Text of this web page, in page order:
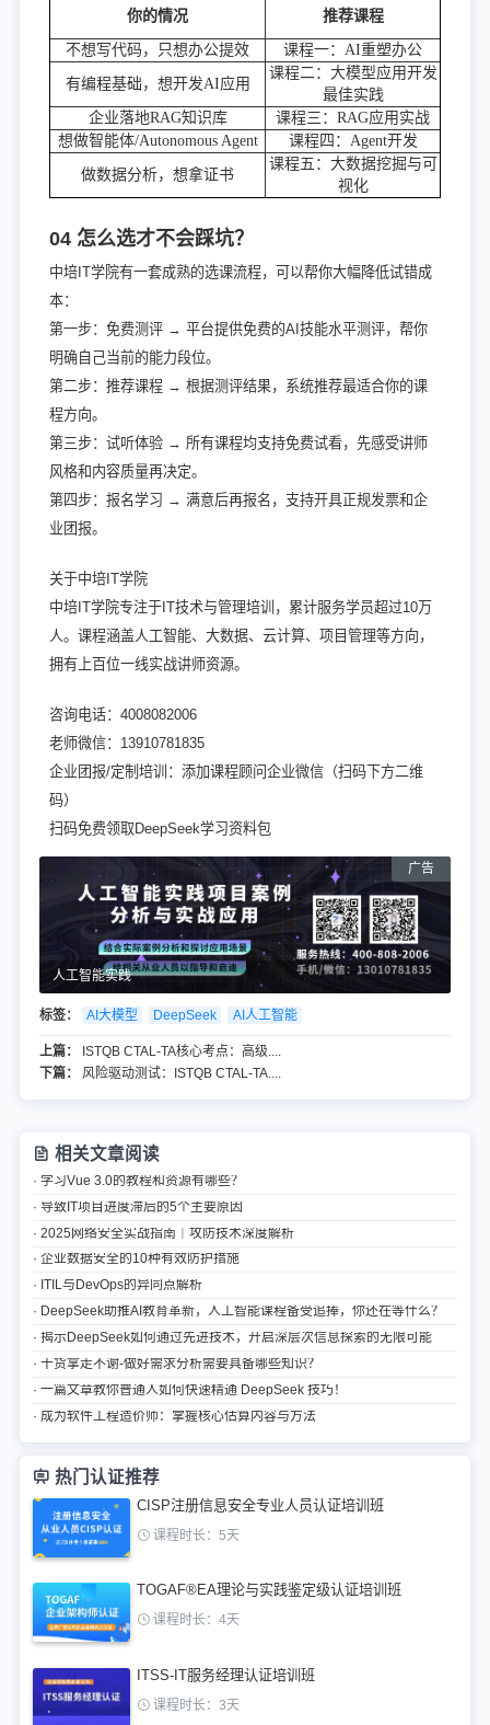
你的情况 推荐课程
不想写代码，只想办公提效 课程一： AI重塑办公
有编程基础，想开发AI应用
课程二：大模型应用开发
最佳实践
企业落地RAG知识库 课程三： RAG应用实战
想做智能体/Autonomous Agent 课程四： Agent开发
做数据分析，想拿证书
课程五：大数据挖掘与可
视化
04 怎么选才不会踩坑？
中培IT学院有一套成熟的选课流程，可以帮你大幅降低试错成
本：
第一步：免费测评 → 平台提供免费的AI技能水平测评，帮你
明确自己当前的能力段位。
第二步：推荐课程 → 根据测评结果，系统推荐最适合你的课
程方向。
第三步：试听体验 → 所有课程均支持免费试看，先感受讲师
风格和内容质量再决定。
第四步：报名学习 → 满意后再报名，支持开具正规发票和企
业团报。
关于中培IT学院
中培IT学院专注于IT技术与管理培训，累计服务学员超过10万
人。课程涵盖人工智能、大数据、云计算、项目管理等方向，
拥有上百位一线实战讲师资源。
咨询电话：4008082006
老师微信：13910781835
企业团报/定制培训：添加课程顾问企业微信（扫码下方二维
码）
扫码免费领取DeepSeek学习资料包
人工智能实践
标签： AI大模型 DeepSeek AI人工智能
上篇：
ISTQB CTAL-TA核心考点：高级....
下篇：
风险驱动测试：ISTQB CTAL-TA....
相关文章阅读
· 学习Vue 3.0的教程和资源有哪些？
· 导致IT项目进度滞后的5个主要原因
· 2025网络安全实战指南｜攻防技术深度解析
· 企业数据安全的10种有效防护措施
· ITIL与DevOps的异同点解析
· DeepSeek助推AI教育革新，人工智能课程备受追捧，你还在等什么？
· 揭示DeepSeek如何通过先进技术，开启深层次信息探索的无限可能
· 干货拿走不谢-做好需求分析需要具备哪些知识？
· 一篇文章教你普通人如何快速精通 DeepSeek 技巧！
· 成为软件工程造价师：掌握核心估算内容与方法
热门认证推荐
CISP注册信息安全专业人员认证培训班
课程时长：5天
TOGAF®EA理论与实践鉴定级认证培训班
课程时长：4天
ITSS-IT服务经理认证培训班
课程时长：3天